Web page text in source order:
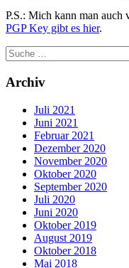
P.S.: Mich kann man auch
PGP Key gibt es hier.
Archiv
Juli 2021
Juni 2021
Februar 2021
Dezember 2020
November 2020
Oktober 2020
September 2020
Juli 2020
Juni 2020
Oktober 2019
August 2019
Oktober 2018
Mai 2018